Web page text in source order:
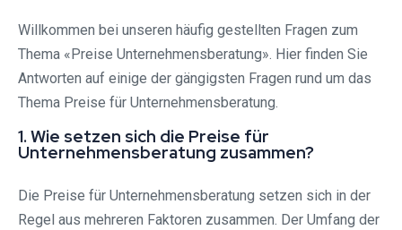
Willkommen bei unseren häufig gestellten Fragen zum
Thema «Preise Unternehmensberatung». Hier finden Sie
Antworten auf einige der gängigsten Fragen rund um das
Thema Preise für Unternehmensberatung.
1. Wie setzen sich die Preise für
Unternehmensberatung zusammen?
Die Preise für Unternehmensberatung setzen sich in der
Regel aus mehreren Faktoren zusammen. Der Umfang der